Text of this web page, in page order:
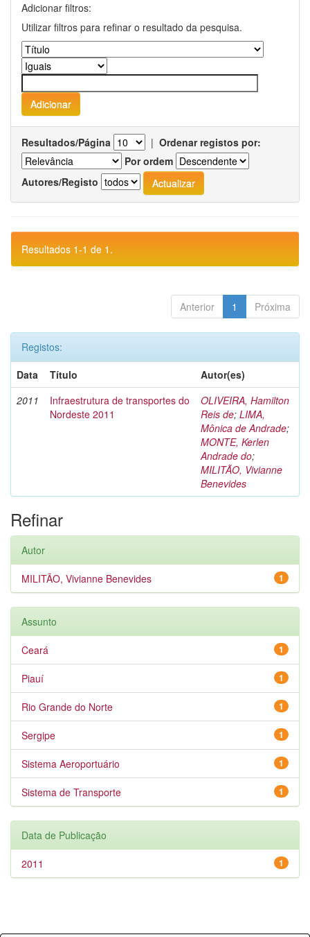
Adicionar filtros:
Utilizar filtros para refinar o resultado da pesquisa.
Resultados/Página | Ordenar registos por:
Por ordem
Autores/Registo
Resultados 1-1 de 1.
Anterior 1 Próxima
Registos:
Data
Título
Autor(es)
2011
Infraestrutura de transportes do
Nordeste 2011
OLIVEIRA, Hamilton
Reis de; LIMA,
Mônica de Andrade;
MONTE, Kerlen
Andrade do;
MILITÃO, Vivianne
Benevides
Refinar
Autor
1
MILITÃO, Vivianne Benevides
Assunto
1
Ceará
1
Piauí
1
Rio Grande do Norte
1
Sergipe
1
Sistema Aeroportuário
1
Sistema de Transporte
Data de Publicação
1
2011